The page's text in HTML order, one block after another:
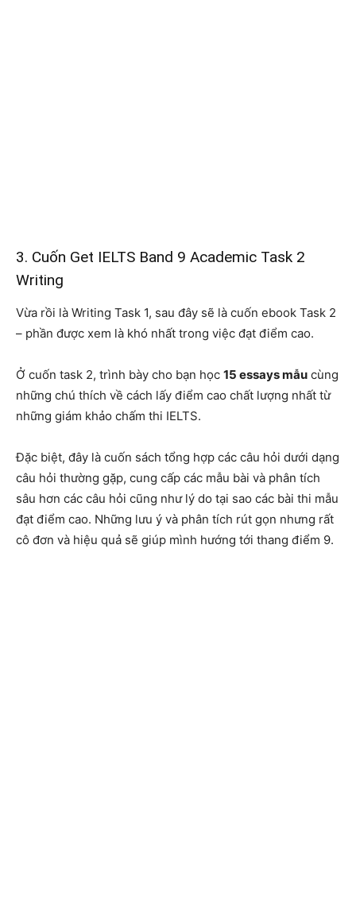
3. Cuốn Get IELTS Band 9 Academic Task 2
Writing
Vừa rồi là Writing Task 1, sau đây sẽ là cuốn ebook Task 2
– phần được xem là khó nhất trong việc đạt điểm cao.
Ở cuốn task 2, trình bày cho bạn học 15 essays mẫu cùng
những chú thích về cách lấy điểm cao chất lượng nhất từ ​​
những giám khảo chấm thi IELTS.
Đặc biệt, đây là cuốn sách tổng hợp các câu hỏi dưới dạng
câu hỏi thường gặp, cung cấp các mẫu bài và phân tích
sâu hơn các câu hỏi cũng như lý do tại sao các bài thi mẫu
đạt điểm cao. Những lưu ý và phân tích rút gọn nhưng rất
cô đơn và hiệu quả sẽ giúp mình hướng tới thang điểm 9.